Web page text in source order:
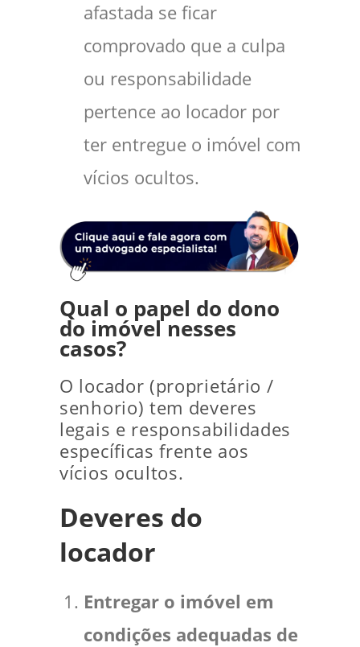
afastada se ficar
comprovado que a culpa
ou responsabilidade
pertence ao locador por
ter entregue o imóvel com
vícios ocultos.
Qual o papel do dono
do imóvel nesses
casos?
O locador (proprietário /
senhorio) tem deveres
legais e responsabilidades
específicas frente aos
vícios ocultos.
Deveres do
locador
Entregar o imóvel em
condições adequadas de